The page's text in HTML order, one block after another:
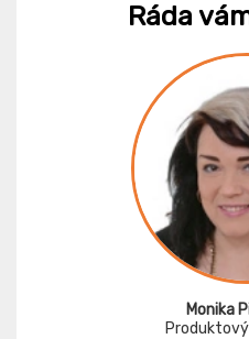
Ráda
Monika